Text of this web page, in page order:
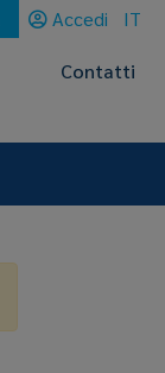
Accedi IT
Contatti